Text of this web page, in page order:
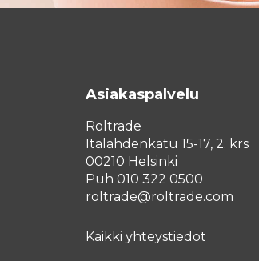
Asiakaspalvelu
Roltrade
Itälahdenkatu 15-17, 2. krs
00210 Helsinki
Puh 010 322 0500
roltrade@roltrade.com
Kaikki yhteystiedot